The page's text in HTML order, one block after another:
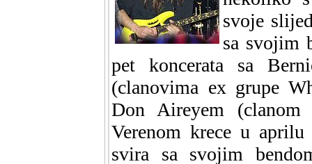
svoje
sa svojim
pet koncerata sa
(clanovima ex grupe
Don Aireyem (clanom
Verenom krece u
svira sa svojim